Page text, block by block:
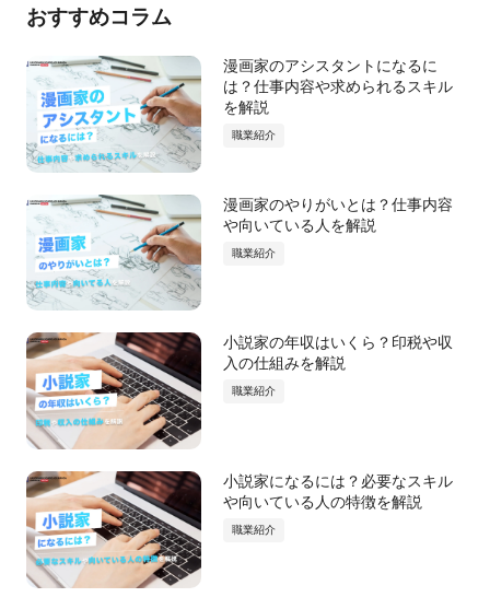
おすすめコラム
漫画家のアシスタントになるに
は？仕事内容や求められるスキル
を解説
職業紹介
漫画家のやりがいとは？仕事内容
や向いている人を解説
職業紹介
小説家の年収はいくら？印税や収
入の仕組みを解説
職業紹介
小説家になるには？必要なスキル
や向いている人の特徴を解説
職業紹介